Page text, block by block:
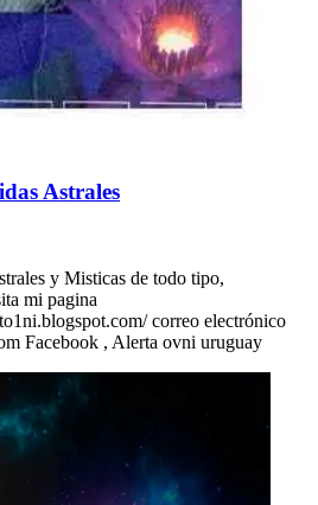
Astrales
y Misticas de todo tipo,
mi pagina
correo electrónico
Facebook , Alerta ovni uruguay